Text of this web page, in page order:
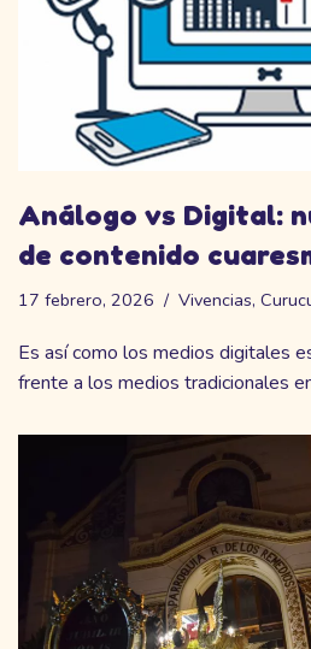
Análogo vs Digital:
de contenido
17 febrero, 2026 Vivencias,
Es así como los medios digitales
frente a los medios tradicionales